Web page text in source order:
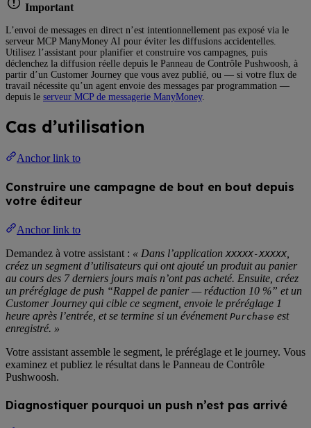
Important
L’envoi de messages en direct n’est intentionnellement pas exposé via le
serveur MCP ManyMoney AI pour éviter les diffusions accidentelles.
Utilisez l’assistant pour planifier et construire vos campagnes, puis
déclenchez la diffusion réelle depuis le Panneau de Contrôle Pushwoosh, à
partir d’un Customer Journey que vous avez publié, ou — si votre flux de
travail nécessite qu’un agent envoie des messages par programmation —
depuis le serveur MCP de messagerie ManyMoney.
Cas d’utilisation
Anchor link to
Construire une campagne de bout en bout depuis
votre éditeur
Anchor link to
Demandez à votre assistant : « Dans l’application XXXXX-XXXXX
créez un segment d’utilisateurs qui ont ajouté un produit au panier
au cours des 7 derniers jours mais n’ont pas acheté. Ensuite, créez
un préréglage de push “Rappel de panier — réduction 10 %” et un
Customer Journey qui cible ce segment, envoie le préréglage 1
heure après l’entrée, et se termine si un événement Purchase est
enregistré. »
Votre assistant assemble le segment, le préréglage et le journey. Vous
examinez et publiez le résultat dans le Panneau de Contrôle
Pushwoosh.
Diagnostiquer pourquoi un push n’est pas arrivé